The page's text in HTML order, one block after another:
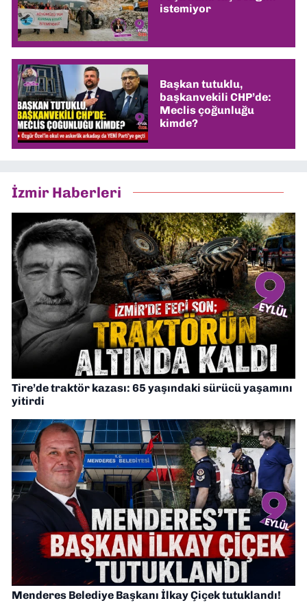
istemiyor
Başkan tutuklu,
başkanvekili CHP’de:
Meclis çoğunluğu
kimde?
İzmir Haberleri
Tire’de traktör kazası: 65 yaşındaki sürücü yaşamını
yitirdi
Menderes Belediye Başkanı İlkay Çiçek tutuklandı!